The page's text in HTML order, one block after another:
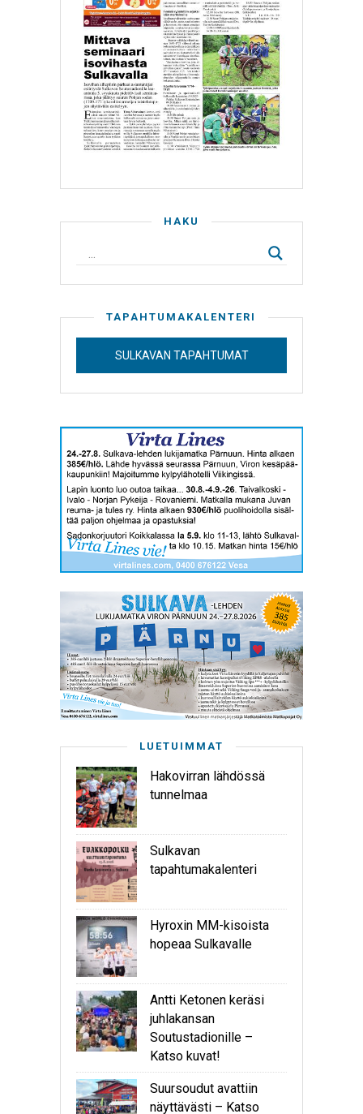
HAKU
TAPAHTUMAKALENTERI
SULKAVAN TAPAHTUMAT
LUETUIMMAT
Hakovirran lähdössä
tunnelmaa
Sulkavan
tapahtumakalenteri
Hyroxin MM-kisoista
hopeaa Sulkavalle
Antti Ketonen keräsi
juhlakansan
Soutustadionille –
Katso kuvat!
Suursoudut avattiin
näyttävästi – Katso